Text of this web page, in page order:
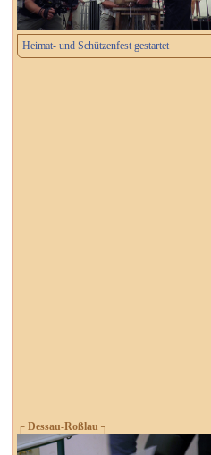
Heimat- und Schützenfest gestartet
┌ Dessau-Roßlau ┐